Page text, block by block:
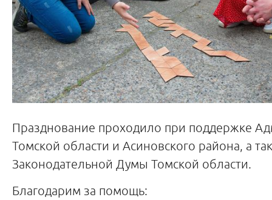
Празднование проходило при поддержке
Томской области и Асиновского района, а
Законодательной Думы Томской области.
Благодарим за помощь: